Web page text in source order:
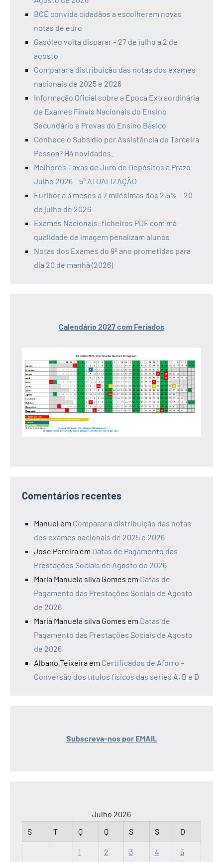
BCE convida cidadãos a escolherem novas
notas de euro
Gasóleo volta disparar – 27 de julho a 2 de
agosto
Comparar a distribuição das notas dos exames
nacionais de 2025 e 2026
Informação Oficial sobre a Época Extraordinária
de Exames Finais Nacionais do Ensino
Secundário e Provas do Ensino Básico
Conhece o Subsídio por Assistência de Terceira
Pessoa? Há novidades.
Melhores Taxas de Juro de Depósitos a Prazo
Julho 2026 – 5ª ATUALIZAÇÃO
Euribor a 3 meses a 7 milésimas dos 2,5% – 20
de julho de 2026
Exames Nacionais: ficheiros PDF com má
qualidade de imagem penalizam alunos
Notas dos Exames do 9º ano prometidas para
dia 20 de manhã (2026)
Calendário 2027 com Feriados
Comentários recentes
Manuel em Comparar a distribuição das notas
dos exames nacionais de 2025 e 2026
Jose Pereira em Datas de Pagamento das
Prestações Sociais de Agosto de 2026
Maria Manuela silva Gomes em Datas de
Pagamento das Prestações Sociais de Agosto
de 2026
Maria Manuela silva Gomes em Datas de
Pagamento das Prestações Sociais de Agosto
de 2026
Albano Teixeira em Certificados de Aforro –
Conversão dos títulos físicos das séries A, B e D
Subscreva-nos por EMAIL
Julho 2026
S
T Q Q S S D
1 2 3 4 5